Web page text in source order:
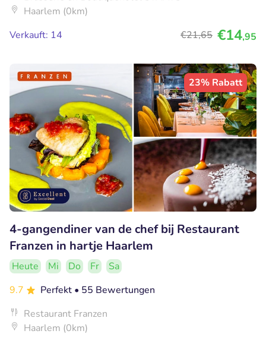
Haarlem (0km)
Verkauft: 14
€21,65 €14,95
23% Rabatt
4-gangendiner van de chef bij Restaurant
Franzen in hartje Haarlem
Heute Mi Do Fr
Sa
9.7
Perfekt • 55 Bewertungen
Restaurant Franzen
Haarlem (0km)